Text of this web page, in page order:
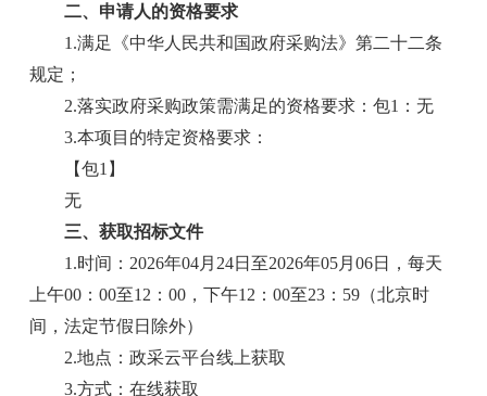
二、申请人的资格要求
1.满足《中华人民共和国政府采购法》第二十二条
规定；
2.落实政府采购政策需满足的资格要求：包1：无
3.本项目的特定资格要求：
【包1】
无
三、获取招标文件
1.时间：2026年04月24日至2026年05月06日，每天
上午00：00至12：00，下午12：00至23：59（北京时
间，法定节假日除外）
2.地点：政采云平台线上获取
3.方式：在线获取